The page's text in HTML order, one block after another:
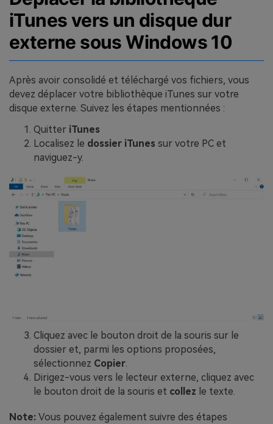
iTunes vers un disque dur
externe sous Windows 10
Après avoir consolidé et téléchargé vos fichiers, vous
devez déplacer votre bibliothèque iTunes sur votre
disque externe. Suivez les étapes mentionnées :
Quitter iTunes
Localisez le dossier iTunes sur votre PC et
naviguez-y.
Cliquez avec le bouton droit de la souris sur le
dossier et, parmi les options proposées,
sélectionnez Copier
Dirigez-vous vers le lecteur externe, cliquez avec
le bouton droit de la souris et collez le texte.
Note: Vous pouvez également suivre des étapes